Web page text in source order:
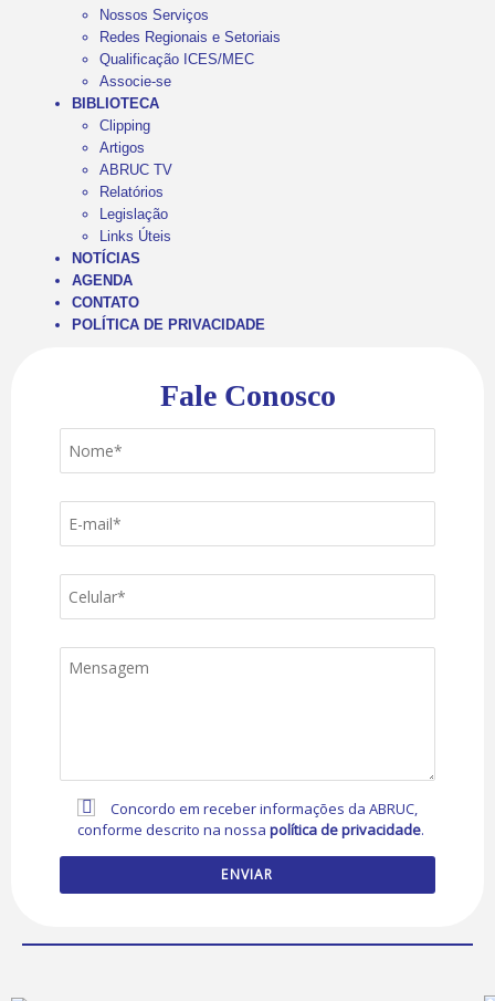
Nossos Serviços
Redes Regionais e Setoriais
Qualificação ICES/MEC
Associe-se
BIBLIOTECA
Clipping
Artigos
ABRUC TV
Relatórios
Legislação
Links Úteis
NOTÍCIAS
AGENDA
CONTATO
POLÍTICA DE PRIVACIDADE
Fale Conosco
Concordo em receber informações da ABRUC,
conforme descrito na nossa política de privacidade.